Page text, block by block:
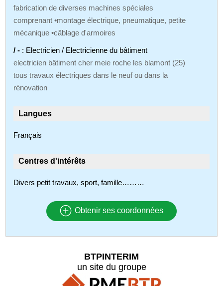
fabrication de diverses machines spéciales
comprenant •montage électrique, pneumatique, petite
mécanique •câblage d'armoires
/ - : Electricien / Electricienne du bâtiment
electricien bâtiment cher meie roche les blamont (25)
tous travaux électriques dans le neuf ou dans la
rénovation
Langues
Français
Centres d'intérêts
Divers petit travaux, sport, famille………
Obtenir ses coordonnées
BTPINTERIM
un site du groupe